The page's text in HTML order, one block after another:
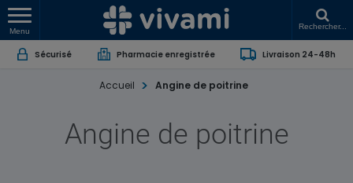
Menu
Rechercher...
Sécurisé Pharmacie enregistrée Livraison 24-48h
Accueil Angine de poitrine
Angine de poitrine